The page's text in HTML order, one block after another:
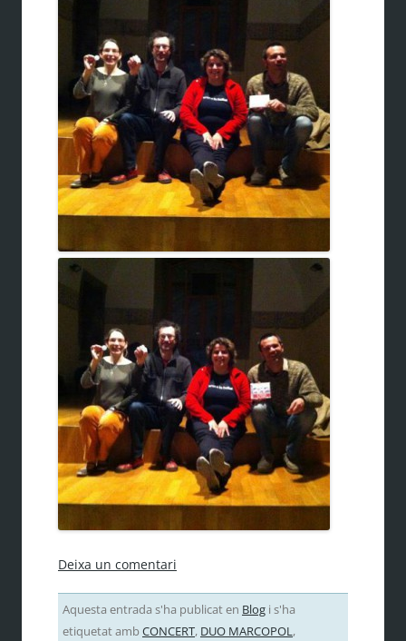
Deixa un comentari
Aquesta entrada s'ha publicat en Blogi s'ha
etiquetat ambCONCERT, DUO MARCOPOL,